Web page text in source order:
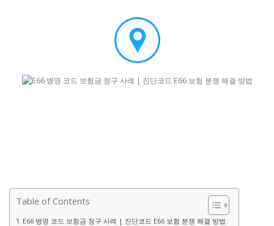
Table of Contents
E66 병명 코드 보험금 청구 사례 | 진단코드 E66 보험 분쟁 해결 방법